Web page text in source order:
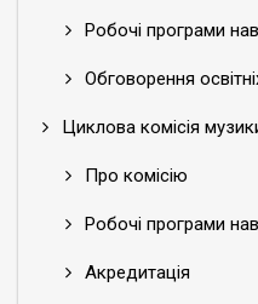
Робочі програми
Обговорення
Циклова комісія
Про комісію
Робочі програми
Акредитація